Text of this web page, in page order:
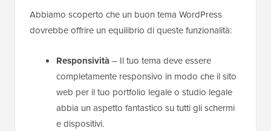
Abbiamo scoperto che un buon tema WordPress
dovrebbe offrire un equilibrio di queste funzionalità:
Responsività– Il tuo tema deve essere
completamente responsivo in modo che il sito
web per il tuo portfolio legale o studio legale
abbia un aspetto fantastico su tutti gli schermi
e dispositivi.